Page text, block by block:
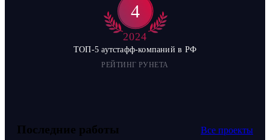
4
2024
ТОП-5 аутстафф-компаний в РФ
РЕЙТИНГ РУНЕТА
Последние работы Все проекты